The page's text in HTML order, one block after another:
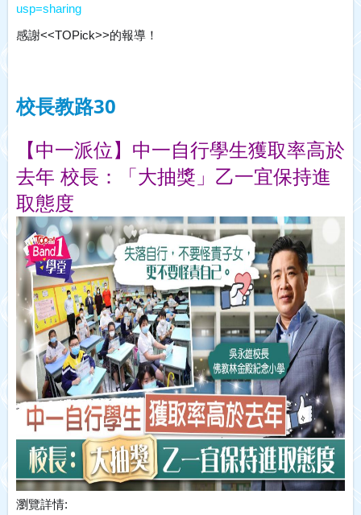
usp=sharing
感謝<<TOPick>>的報導！
校長教路30
【中一派位】中一自行學生獲取率高於
去年 校長：「大抽獎」乙一宜保持進
取態度
瀏覽詳情: